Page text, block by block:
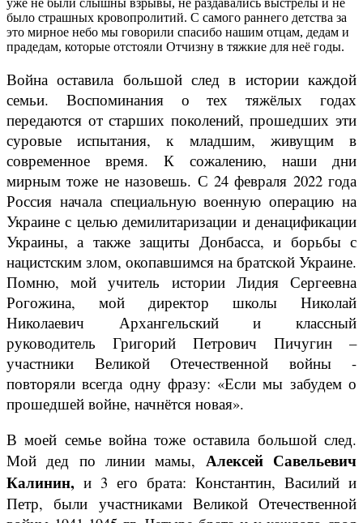
было страшных кровопролитий. С самого раннего детства за
это мирное небо мы говорили спасибо нашим отцам, дедам и
прадедам, которые отстояли Отчизну в тяжкие для неё годы.
Война оставила большой след в истории каждой
семьи. Воспоминания о тех тяжёлых годах
передаются от старших поколений, прошедших эти
суровые испытания, к младшим, живущим в
современное время. К сожалению, наши дни
мирным тоже не назовешь. С 24 февраля 2022 года
Россия начала специальную военную операцию на
Украине с целью демилитаризации и денацификации
Украины, а также защиты Донбасса, и борьбы с
нацистским злом, окопавшимся на братской Украине.
Помню, мой учитель истории Лидия Сергеевна
Рогожина, мой директор школы Николай
Николаевич Архангельский и классный
руководитель Григорий Петрович Пичугин –
участники Великой Отечественной войны -
повторяли всегда одну фразу: «Если мы забудем о
прошедшей войне, начнётся новая».
В моей семье война тоже оставила большой след.
Мой дед по линии мамы, Алексей Савельевич
Калинин, и 3 его брата: Константин, Василий и
Петр, были участниками Великой Отечественной